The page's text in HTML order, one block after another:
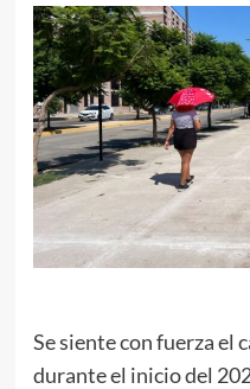
Se siente con fuerza el
durante el inicio del